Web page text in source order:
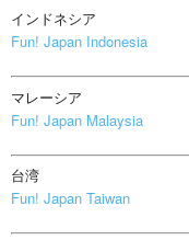
インドネシア
Fun! Japan Indonesia
マレーシア
Fun! Japan Malaysia
台湾
Fun! Japan Taiwan